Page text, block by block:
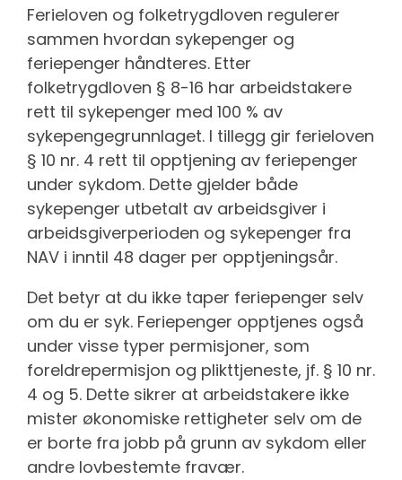
Ferieloven og folketrygdloven regulerer
sammen hvordan sykepenger og
feriepenger håndteres. Etter
folketrygdloven § 8-16 har arbeidstakere
rett til sykepenger med 100 % av
sykepengegrunnlaget. I tillegg gir ferieloven
§ 10 nr. 4 rett til opptjening av feriepenger
under sykdom. Dette gjelder både
sykepenger utbetalt av arbeidsgiver i
arbeidsgiverperioden og sykepenger fra
NAV i inntil 48 dager per opptjeningsår.
Det betyr at du ikke taper feriepenger selv
om du er syk. Feriepenger opptjenes også
under visse typer permisjoner, som
foreldrepermisjon og plikttjeneste, jf. § 10 nr.
4 og 5. Dette sikrer at arbeidstakere ikke
mister økonomiske rettigheter selv om de
er borte fra jobb på grunn av sykdom eller
andre lovbestemte fravær.